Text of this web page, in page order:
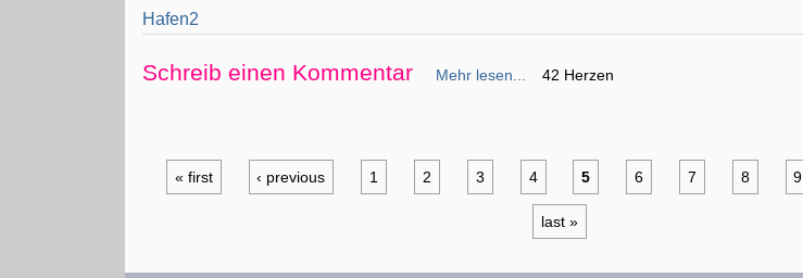
Hafen2
Schreib einen Kommentar Mehr lesen... 42 Herzen
« first ‹ previous 1 2 3 4 5 6 7 8 9
last »